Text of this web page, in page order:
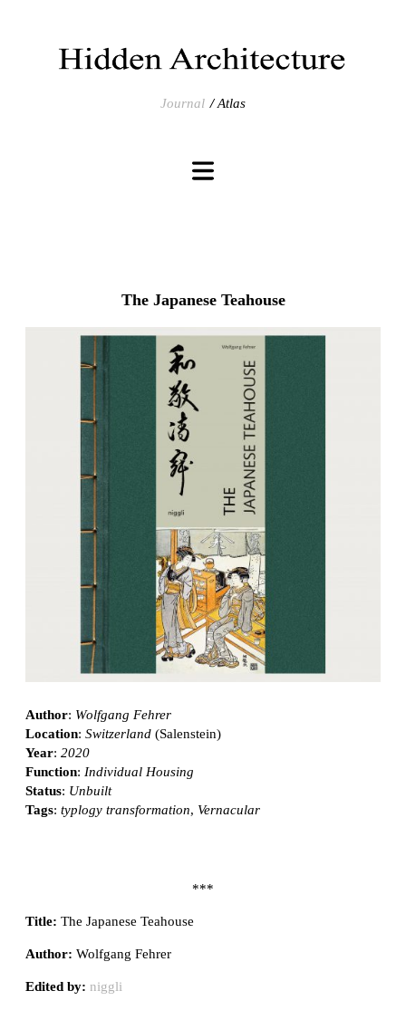
Journal Atlas
The Japanese Teahouse
Author: Wolfgang Fehrer
Location: Switzerland (Salenstein)
Year: 2020
Function: Individual Housing
Status: Unbuilt
Tags: typlogy transformation, Vernacular
***
Title: The Japanese Teahouse
Author: Wolfgang Fehrer
Edited by: niggli